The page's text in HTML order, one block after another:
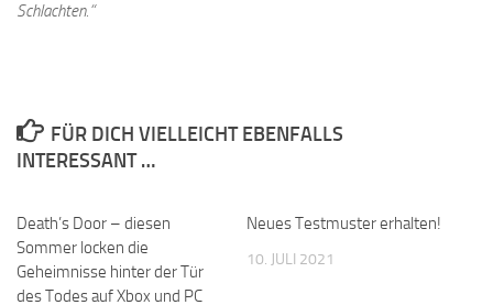
Schlachten.“
FÜR DICH VIELLEICHT EBENFALLS
INTERESSANT …
Death’s Door – diesen
Sommer locken die
Geheimnisse hinter der Tür
des Todes auf Xbox und PC
Neues Testmuster erhalten!
10. JULI 2021